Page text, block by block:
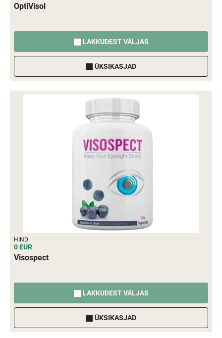
OptiVisol
LAKKUDEST VÄLJAS
ÜKSIKASJAD
HIND
0 EUR
Visospect
LAKKUDEST VÄLJAS
ÜKSIKASJAD